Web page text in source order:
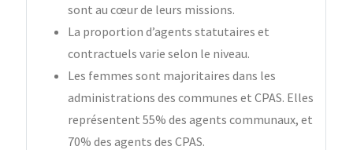
sont au cœur de leurs missions.
La proportion d’agents statutaires et
contractuels varie selon le niveau.
Les femmes sont majoritaires dans les
administrations des communes et CPAS. Elles
représentent 55% des agents communaux, et
70% des agents des CPAS.